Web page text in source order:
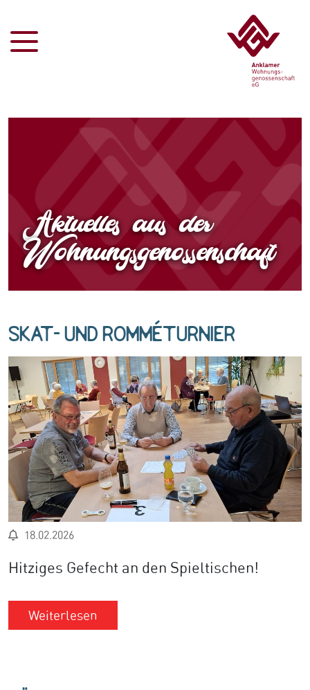
Aktuelles aus der
Wohnungsgenossenschaft
Skat- und Romméturnier
18.02.2026
Hitziges Gefecht an den Spieltischen!
Weiterlesen